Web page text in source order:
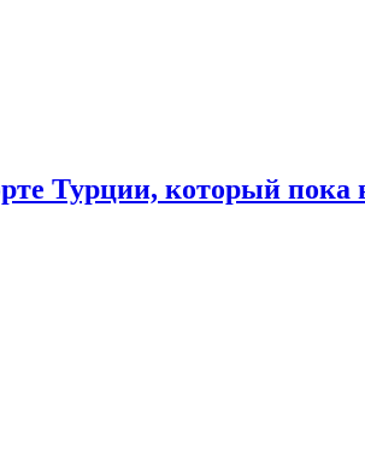
Турции, который пока